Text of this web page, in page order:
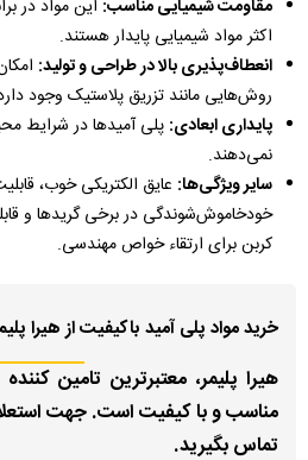
مقاومت شیمیایی مناسب: این مواد در
اکثر مواد شیمیایی پایدار هستند.
انعطاف‌پذیری بالا در طراحی و تولید:
روش‌هایی مانند تزریق پلاستیک وجود
پایداری ابعادی: پلی آمیدها در شرایط
نمی‌دهند.
سایر ویژگی‌ها: عایق الکتریکی خوب،
خودخاموش‌شوندگی در برخی گریدها و
کربن برای ارتقاء خواص مهندسی.
خرید مواد پلی آمید باکیفیت از هیرا
هیرا پلیمر، معتبرترین تامین
مناسب و با کیفیت است. جهت
تماس بگیرید.